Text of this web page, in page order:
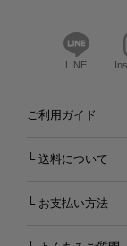
LINE
ご利用ガイド
└ 送料について
└ お支払い方法